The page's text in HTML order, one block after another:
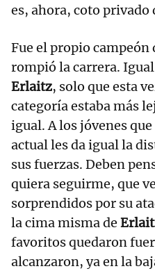
es, ahora, coto privado
Fue el propio
rompió la carrera.
Erlaitz, solo que esta
categoría estaba más
igual. A los jóvenes
actual les da igual la
sus fuerzas. Deben
quiera seguirme, que
sorprendidos por su
la cima misma de
favoritos quedaron
alcanzaron, ya en la